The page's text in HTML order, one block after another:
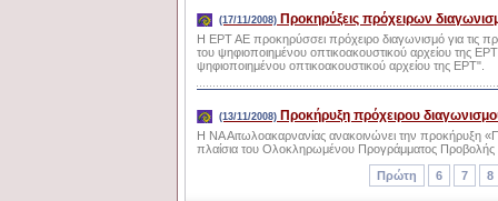
(17/11/2008) Προκηρύξεις πρόχειρων
Η ΕΡΤ ΑΕ προκηρύσσει πρόχειρο διαγωνισμό για τις
του ψηφιοποιημένου οπτικοακουστικού αρχείου της
ψηφιοποιημένου οπτικοακουστικού αρχείου της ΕΡΤ".
(13/11/2008) Προκήρυξη πρόχειρου
Η ΝΑ Αιτωλοακαρνανίας ανακοινώνει την προκήρυξη
πλαίσια του Ολοκληρωμένου Προγράμματος Προβολής
Πρώτη
6 7 8